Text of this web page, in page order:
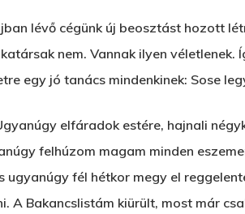
lévő cégünk új beosztást hozott
nem. Vannak ilyen
egy jó tanács mindenkinek: Sose
elfáradok estére, hajnali
felhúzom magam minden
ugyanúgy fél hétkor megy el
Bakancslistám kiürült, most már